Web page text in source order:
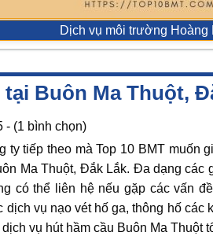
Dịch vụ môi trường Hoàng
tại Buôn Ma Thuột,
- (1 bình chọn)
ty tiếp theo mà Top 10 BMT muốn
Ma Thuột, Đắk Lắk. Đa dạng các
có thể liên hệ nếu gặp các vấn
dịch vụ nạo vét hố ga, thông hố
vụ hút hầm cầu Buôn Ma Thuột